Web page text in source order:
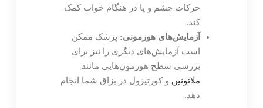
حرکات چشم و پا در هنگام خواب کمک
کند.
آزمایش‌های هورمونی: پزشک ممکن
است آزمایش‌های دیگری را نیز برای
بررسی سطح هورمون‌هایی مانند
ملاتونین و کورتیزول در بزاق شما انجام
دهد.